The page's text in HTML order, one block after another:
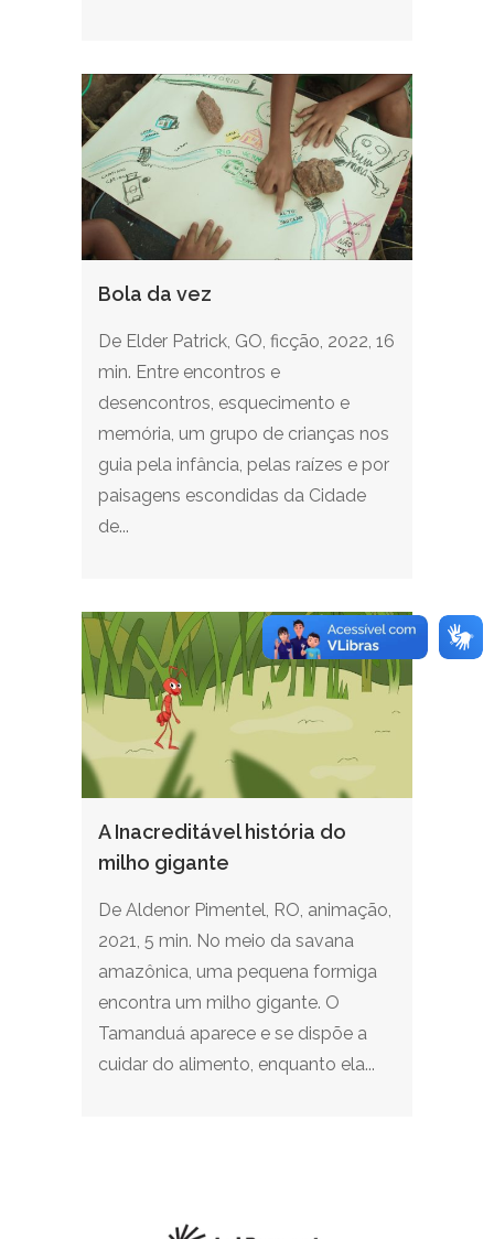
Bola da vez
De Elder Patrick, GO, ficção, 2022, 16
min. Entre encontros e
desencontros, esquecimento e
memória, um grupo de crianças nos
guia pela infância, pelas raízes e por
paisagens escondidas da Cidade
de...
A Inacreditável história do
milho gigante
De Aldenor Pimentel, RO, animação,
2021, 5 min. No meio da savana
amazônica, uma pequena formiga
encontra um milho gigante. O
Tamanduá aparece e se dispõe a
cuidar do alimento, enquanto ela...